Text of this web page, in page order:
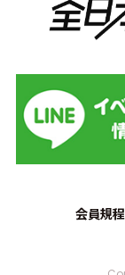
会員規程